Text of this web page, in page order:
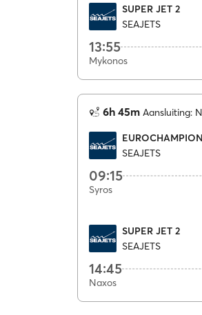
SUPER JET 2
SEAJETS
13:55
Mykonos
6h 45m Aansluiting:
SEAJETS
09:15
Syros
SUPER JET 2
SEAJETS
14:45
Naxos